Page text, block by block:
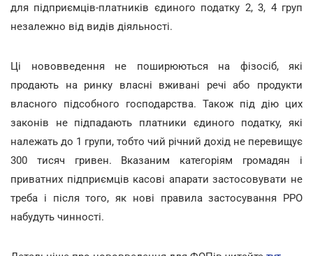
для підприємців-платників єдиного податку 2, 3, 4 груп
незалежно від видів діяльності.
Ці нововведення не поширюються на фізосіб, які
продають на ринку власні вживані речі або продукти
власного підсобного господарства. Також під дію цих
законів не підпадають платники єдиного податку, які
належать до 1 групи, тобто чий річний дохід не перевищує
300 тисяч гривен. Вказаним категоріям громадян і
приватних підприємців касові апарати застосовувати не
треба і після того, як нові правила застосування РРО
набудуть чинності.